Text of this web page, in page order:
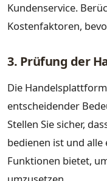
Kundenservice.
Kostenfaktoren,
3. Prüfung der
Die
entscheidender
Stellen Sie sicher,
bedienen ist und
Funktionen bietet,